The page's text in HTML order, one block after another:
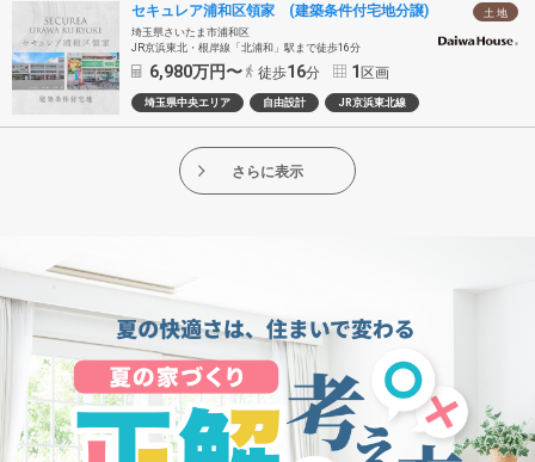
土 地
セキュレア浦和区領家 (建築条件付宅地分譲)
埼玉県さいたま市浦和区
JR京浜東北・根岸線「北浦和」駅まで徒歩16分
6,980万円〜 徒歩16分 1区画
埼玉県中央エリア 自由設計 JR京浜東北線
さらに表示